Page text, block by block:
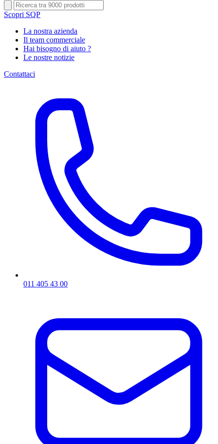
Scopri SQP
La nostra azienda
Il team commerciale
Hai bisogno di aiuto ?
Le nostre notizie
Contattaci
011 405 43 00